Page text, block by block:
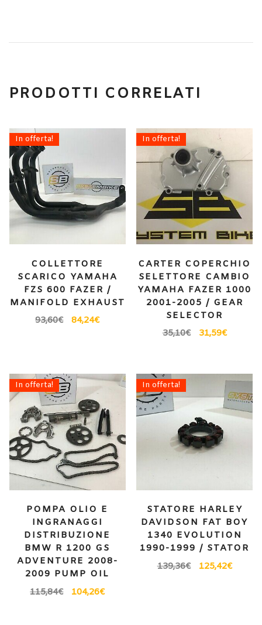
PRODOTTI CORRELATI
In offerta!
COLLETTORE
SCARICO YAMAHA
FZS 600 FAZER /
MANIFOLD EXHAUST
93,60€ 84,24€
In offerta!
CARTER COPERCHIO
SELETTORE CAMBIO
YAMAHA FAZER 1000
2001-2005 / GEAR
SELECTOR
35,10€ 31,59€
In offerta!
POMPA OLIO E
INGRANAGGI
DISTRIBUZIONE
BMW R 1200 GS
ADVENTURE 2008-
2009 PUMP OIL
115,84€ 104,26€
In offerta!
STATORE HARLEY
DAVIDSON FAT BOY
1340 EVOLUTION
1990-1999 / STATOR
139,36€ 125,42€